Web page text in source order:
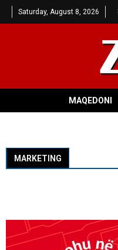
Saturday, August 8, 2026
MAQEDONI
MARKETING